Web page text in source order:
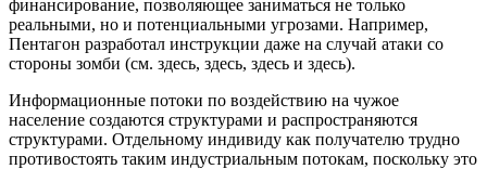
финансирование, позволяющее заниматься не только
реальными, но и потенциальными угрозами. Например,
Пентагон разработал инструкции даже на случай атаки со
стороны зомби (см. здесь, здесь, здесь и здесь).
Информационные потоки по воздействию на чужое
население создаются структурами и распространяются
структурами. Отдельному индивиду как получателю трудно
противостоять таким индустриальным потокам, поскольку это